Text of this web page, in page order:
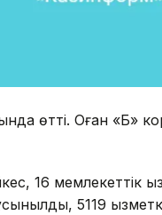
өтті. Оған «Б»
16 мемлекеттік
5119